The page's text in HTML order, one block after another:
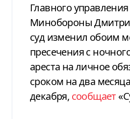
Главного
Минобороны
суд изменил обоим
пресечения с
ареста на личное
сроком на два
декабря, сообщает